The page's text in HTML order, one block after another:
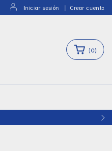
Iniciar sesión | Crear cuenta
(0)